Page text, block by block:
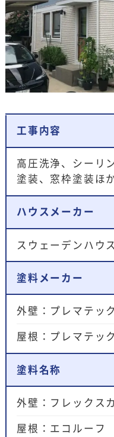
工事内容
高圧洗浄、シーリ
塗装、窓枠塗装ほ
ハウスメーカー
スウェーデンハウス
塗料メーカー
外壁：プレマテッ
屋根：プレマテッ
塗料名称
外壁：フレックス
屋根：エコルーフ